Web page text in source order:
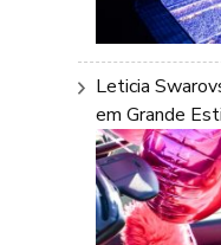
Leticia
em Grande